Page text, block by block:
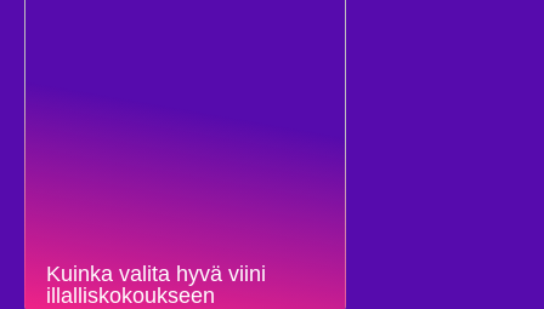
Kuinka valita hyvä viini
illalliskokoukseen